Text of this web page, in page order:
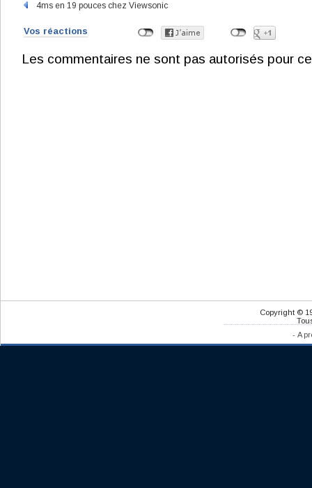
4ms en 19 pouces chez Viewsonic
Vos réactions
Les commentaires ne sont pas autorisés pour
Copyright ©
- A